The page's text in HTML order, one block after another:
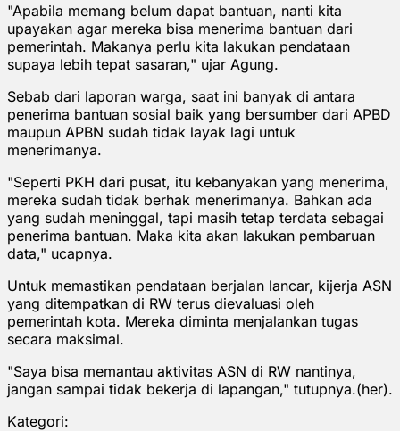
"Apabila memang belum dapat bantuan, nanti kita
upayakan agar mereka bisa menerima bantuan dari
pemerintah. Makanya perlu kita lakukan pendataan
supaya lebih tepat sasaran," ujar Agung.
Sebab dari laporan warga, saat ini banyak di antara
penerima bantuan sosial baik yang bersumber dari APBD
maupun APBN sudah tidak layak lagi untuk
menerimanya.
"Seperti PKH dari pusat, itu kebanyakan yang menerima,
mereka sudah tidak berhak menerimanya. Bahkan ada
yang sudah meninggal, tapi masih tetap terdata sebagai
penerima bantuan. Maka kita akan lakukan pembaruan
data," ucapnya.
Untuk memastikan pendataan berjalan lancar, kijerja ASN
yang ditempatkan di RW terus dievaluasi oleh
pemerintah kota. Mereka diminta menjalankan tugas
secara maksimal.
"Saya bisa memantau aktivitas ASN di RW nantinya,
jangan sampai tidak bekerja di lapangan," tutupnya.(her).
Kategori: